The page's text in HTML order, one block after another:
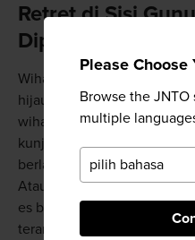
Please Choose
Browse the
multiple
Retret di Sisi
Dipenuhi
Wihara Buddha Myooin
hijau yang lebat di
wihara yang berwarna
kunjungi wihara ini selama
berlatar oranye cerah yang
Atau datanglah ke sini saat
es begitu kontras dengan
terang.